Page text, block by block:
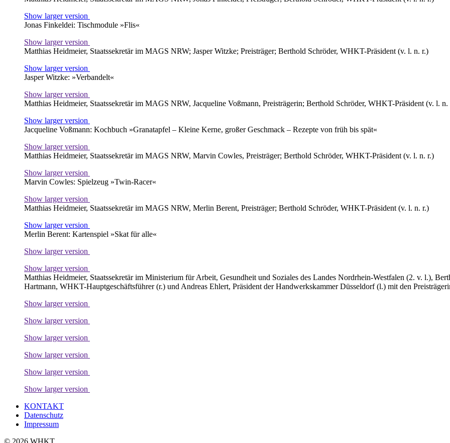
Show larger version
Jonas Finkeldei: Tischmodule »Flis«
Show larger version
Matthias Heidmeier, Staatssekretär im MAGS NRW; Jasper Witzke; Preisträger; Berthold Schröder, WHKT-Präsident (v. l. n. r.)
Show larger version
Jasper Witzke: »Verbandelt«
Show larger version
Matthias Heidmeier, Staatssekretär im MAGS NRW, Jacqueline Voßmann, Preisträgerin; Berthold Schröder, WHKT-Präsident (v. l. n.
Show larger version
Jacqueline Voßmann: Kochbuch »Granatapfel – Kleine Kerne, großer Geschmack – Rezepte von früh bis spät«
Show larger version
Matthias Heidmeier, Staatssekretär im MAGS NRW, Marvin Cowles, Preisträger; Berthold Schröder, WHKT-Präsident (v. l. n. r.)
Show larger version
Marvin Cowles: Spielzeug »Twin-Racer«
Show larger version
Matthias Heidmeier, Staatssekretär im MAGS NRW, Merlin Berent, Preisträger; Berthold Schröder, WHKT-Präsident (v. l. n. r.)
Show larger version
Merlin Berent: Kartenspiel »Skat für alle«
Show larger version
Show larger version
Matthias Heidmeier, Staatssekretär im Ministerium für Arbeit, Gesundheit und Soziales des Landes Nordrhein-Westfalen (2. v. l.),
Hartmann, WHKT-Hauptgeschäftsführer (r.) und Andreas Ehlert, Präsident der Handwerkskammer Düsseldorf (l.) mit den
Show larger version
Show larger version
Show larger version
Show larger version
Show larger version
Show larger version
KONTAKT
Datenschutz
Impressum
© 2026 WHKT